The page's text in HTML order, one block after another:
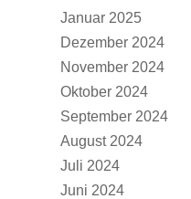
Januar 2025
Dezember 2024
November 2024
Oktober 2024
September 2024
August 2024
Juli 2024
Juni 2024